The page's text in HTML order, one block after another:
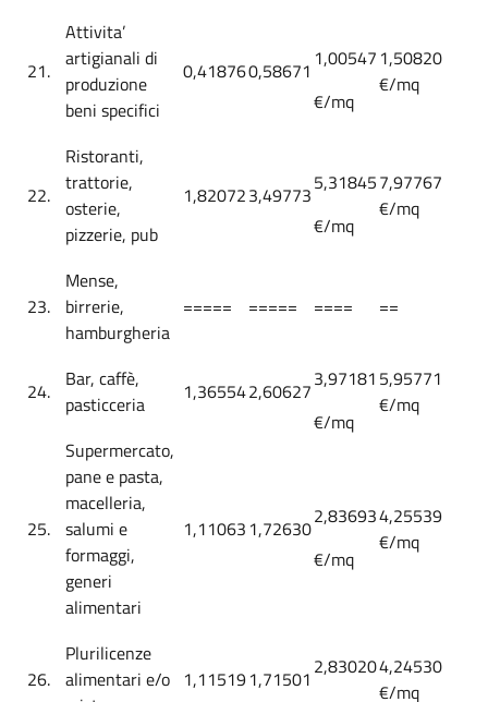
21.
Attivita’
artigianali di
produzione
beni specifici
0,418760,58671 1,00547
€/mq
1,50820
€/mq
22.
Ristoranti,
trattorie,
osterie,
pizzerie, pub
1,820723,497735,31845
€/mq
7,97767
€/mq
23.
Mense,
birrerie,
hamburgheria
===== ===== ==== ==
24.
Bar, caffè,
pasticceria
1,365542,606273,97181
€/mq
5,95771
€/mq
25.
Supermercato,
pane e pasta,
macelleria,
salumi e
formaggi,
generi
alimentari
1,11063 1,726302,83693
€/mq
4,25539
€/mq
26.
Plurilicenze
alimentari e/o 1,115191,71501 2,830204,24530
€/mq